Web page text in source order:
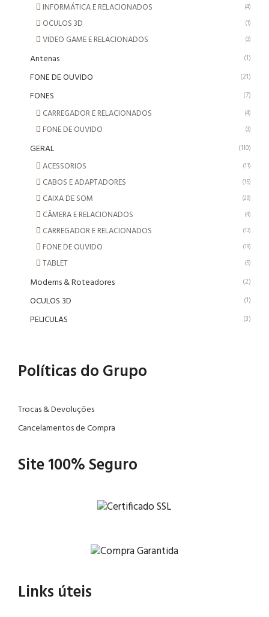
INFORMÁTICA E RELACIONADOS (4)
OCULOS 3D (1)
VIDEO GAME E RELACIONADOS (3)
Antenas (1)
FONE DE OUVIDO (21)
FONES (7)
CARREGADOR E RELACIONADOS (4)
FONE DE OUVIDO (3)
GERAL (110)
ACESSORIOS (11)
CABOS E ADAPTADORES (15)
CAIXA DE SOM (29)
CÂMERA E RELACIONADOS (4)
CARREGADOR E RELACIONADOS (13)
FONE DE OUVIDO (19)
TABLET (5)
Modems & Roteadores (2)
OCULOS 3D (1)
PELICULAS (3)
Políticas do Grupo
Trocas & Devoluções
Cancelamentos de Compra
Site 100% Seguro
Links úteis